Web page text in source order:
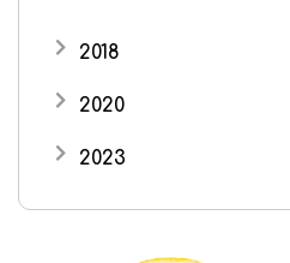
2018
Октябрь
Декабрь
2020
Ноябрь
2023